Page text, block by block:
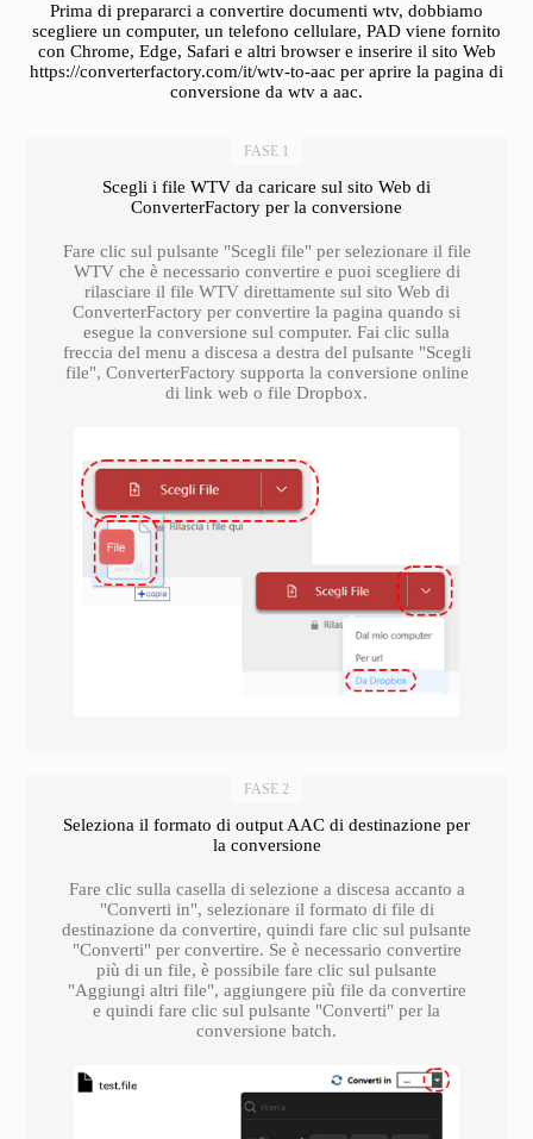
Prima di prepararci a convertire documenti wtv, dobbiamo
scegliere un computer, un telefono cellulare, PAD viene fornito
con Chrome, Edge, Safari e altri browser e inserire il sito Web
https://converterfactory.com/it/wtv-to-aac per aprire la pagina di
conversione da wtv a aac.
FASE 1
Scegli i file WTV da caricare sul sito Web di
ConverterFactory per la conversione
Fare clic sul pulsante "Scegli file" per selezionare il file
WTV che è necessario convertire e puoi scegliere di
rilasciare il file WTV direttamente sul sito Web di
ConverterFactory per convertire la pagina quando si
esegue la conversione sul computer. Fai clic sulla
freccia del menu a discesa a destra del pulsante "Scegli
file", ConverterFactory supporta la conversione online
di link web o file Dropbox.
FASE 2
Seleziona il formato di output AAC di destinazione per
la conversione
Fare clic sulla casella di selezione a discesa accanto a
"Converti in", selezionare il formato di file di
destinazione da convertire, quindi fare clic sul pulsante
"Converti" per convertire. Se è necessario convertire
più di un file, è possibile fare clic sul pulsante
"Aggiungi altri file", aggiungere più file da convertire
e quindi fare clic sul pulsante "Converti" per la
conversione batch.